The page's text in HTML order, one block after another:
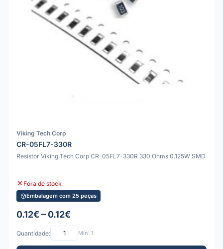
Viking Tech Corp
CR-05FL7-330R
Resistor Viking Tech Corp CR-05FL7-330R 330 Ohms 0.125W SMD
Fora de stock
Embalagem com 25 peças
0.12€ – 0.12€
Quantidade: Mín: 1